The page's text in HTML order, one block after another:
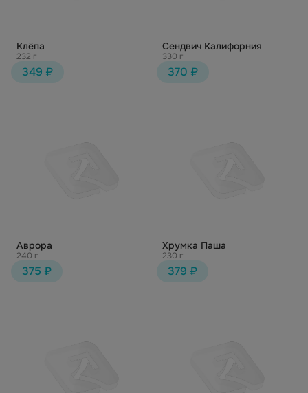
Клёпа
232 г
349 ₽
Сендвич Калифорния
330 г
370 ₽
Аврора
240 г
375 ₽
Хрумка Паша
230 г
379 ₽